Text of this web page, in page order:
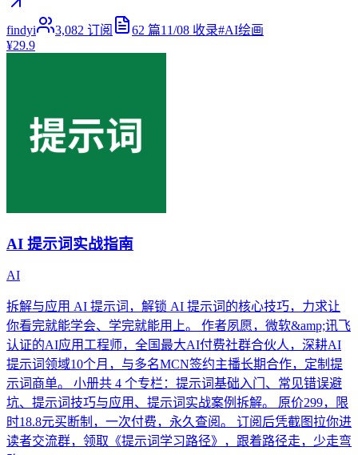
findyi 3,082 订阅 62 篇11/08 收录#AI绘画
¥29.9
AI 提示词实战指南
AI
拆解与应用 AI 提示词，解锁 AI 提示词的核心技巧，力求让
你看完就能学会、学完就能用上。 作者夙愿，微软&amp;讯飞
认证的AI应用工程师，全国最大AI付费社群合伙人，深耕AI
提示词领域10个月，与多名MCN签约主播长期合作，定制提
示词商单。 小册共 4 个专栏：提示词基础入门、常见错误避
坑、提示词技巧与应用、提示词实战案例拆解。 原价299，限
时18.8元买断制，一次付费，永久查阅。 订阅后凭截图拉你进
读者交流群，领取《提示词学习路径》，跟着路径走，少走弯